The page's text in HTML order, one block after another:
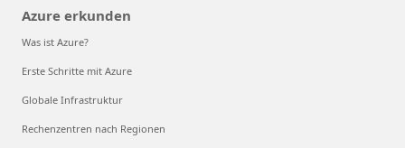
Azure erkunden
Was ist Azure?
Erste Schritte mit Azure
Globale Infrastruktur
Rechenzentren nach Regionen